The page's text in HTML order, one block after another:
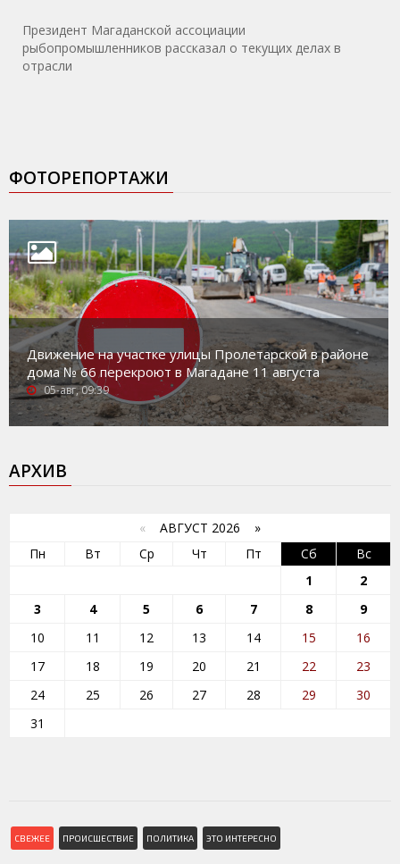
Президент Магаданской ассоциации
рыбопромышленников рассказал о текущих делах в
отрасли
ФОТОРЕПОРТАЖИ
Движение на участке улицы Пролетарской в районе
дома № 66 перекроют в Магадане 11 августа
05-авг, 09:39
АРХИВ
« АВГУСТ 2026 »
Пн
Вт Ср Чт Пт Сб
Вс
1
2
3
4 5 6 7 8
9
10
11 12 13 14 15
16
17
18 19 20 21 22
23
24
25 26 27 28 29
30
31
СВЕЖЕЕ ПРОИСШЕСТВИЕ ПОЛИТИКА ЭТО ИНТЕРЕСНО